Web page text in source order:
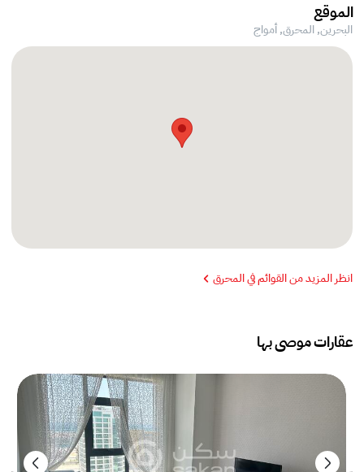
الموقع
البحرين, المحرق,أمواج
انظر المزيد من القوائم في المحرق
عقارات موصى بها